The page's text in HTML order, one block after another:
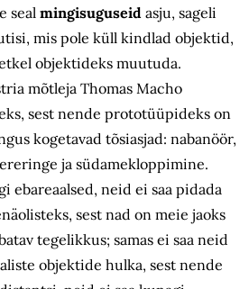
sealmingisuguseid asju, sageli
mis pole küll kindlad objektid,
objektideks muutuda.
mõtleja Thomas Macho
sest nende prototüüpideks on
kogetavad tõsiasjad: nabanöör,
ja südamekloppimine.
ebareaalsed, neid ei saa pidada
sest nad on meie jaoks
tegelikkus; samas ei saa neid
objektide hulka, sest nende